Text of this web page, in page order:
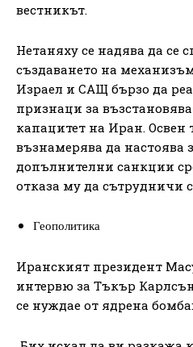
вестникът.
Нетаняху се надява да се
създаването на
Израел и САЩ бързо да
признаци за
капацитет на Иран. Освен
възнамерява да настоява
допълнителни санкции
отказа му да сътрудничи
Геополитика
Иранският президент
интервю за Тъкър
се нуждае от ядрена бомба: